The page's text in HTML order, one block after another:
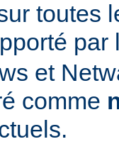
toutes
et
comme